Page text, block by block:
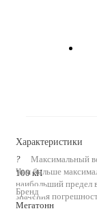
Характеристики
?
Чем больше
наибольший предел
значения
Максимальный
100 кН
Бренд
Мегатонн